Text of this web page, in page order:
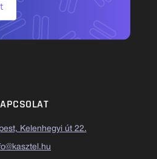
Kelenhegyi út 22.